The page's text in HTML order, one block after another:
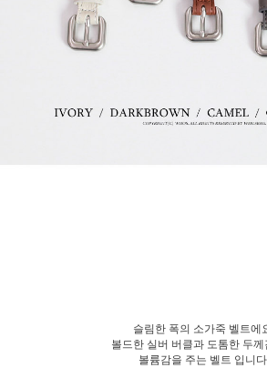
슬림한 폭의 소가죽 벨트에
볼드한 실버 버클과 도톰한 두께
볼륨감을 주는 벨트 입니